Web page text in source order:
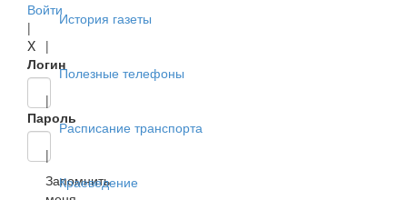
Войти
|
X
Логин
Пароль
Запомнить
История газеты
|
Полезные телефоны
|
Расписание транспорта
|
Краеведение